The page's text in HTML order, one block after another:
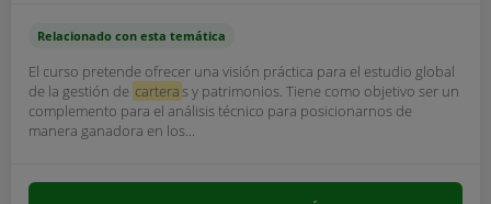
Relacionado con esta temática
El curso pretende ofrecer una visión práctica para el estudio global
de la gestión de carteras y patrimonios. Tiene como objetivo ser un
complemento para el análisis técnico para posicionarnos de
manera ganadora en los...